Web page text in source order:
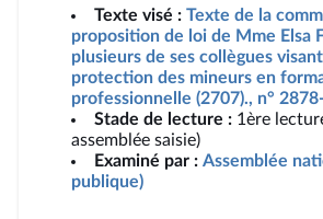
Texte visé : Texte de la
proposition de loi de Mme Elsa
plusieurs de ses collègues
protection des mineurs en
professionnelle (2707)., n°
Stade de lecture : 1ère
assemblée saisie)
Examiné par : Assemblée
publique)